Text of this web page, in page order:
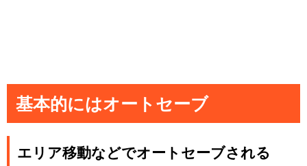
基本的にはオートセーブ
エリア移動などでオートセーブされる